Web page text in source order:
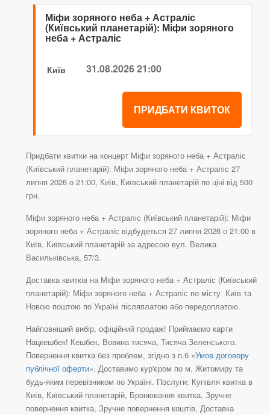
Міфи зоряного неба + Астраліс
(Київський планетарій): Міфи зоряного
неба + Астраліс
Київ 31.08.2026 21:00
ПРИДБАТИ КВИТОК
Придбати квитки на концерт Міфи зоряного неба + Астраліс
(Київський планетарій): Міфи зоряного неба + Астраліс 27
липня 2026 о 21:00, Київ, Київський планетарій по ціні від 500
грн.
Міфи зоряного неба + Астраліс (Київський планетарій): Міфи
зоряного неба + Астраліс відбудеться 27 липня 2026 о 21:00 в
Київ, Київський планетарій за адресою вул. Велика
Васильківська, 57/3.
Доставка квитків на Міфи зоряного неба + Астраліс (Київський
планетарій): Міфи зоряного неба + Астраліс по місту Київ та
Новою поштою по Україні післяплатою або передоплатою.
Найповніший вибір, офіційний продаж! Приймаємо карти
Нацкешбек! Кешбек, Вовина тисяча, Тисяча Зеленського.
Повернення квитка без проблем, згідно з п.6 «Умов договору
публічної оферти». Доставимо кур'єром по м. Житомиру та
будь-яким перевізником по Україні. Послуги: Купівля квитка в
Київ, Київський планетарій, Бронювання квитка, Зручне
повернення квитка, Зручне повернення коштів, Доставка